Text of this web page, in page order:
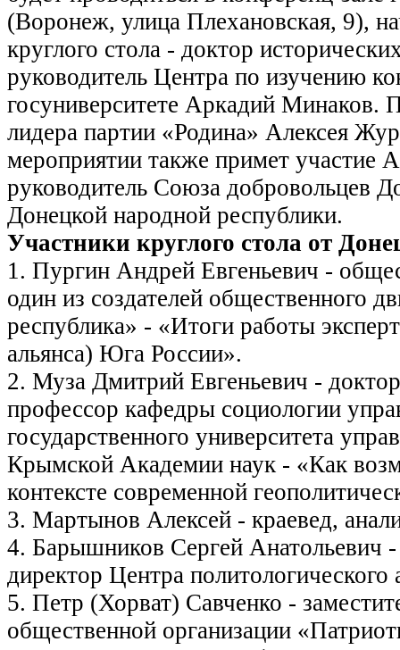
(Воронеж, улица Плехановская, 9),
круглого стола - доктор
руководитель Центра по изучению
госуниверситете Аркадий Минаков.
лидера партии «Родина» Алексея
мероприятии также примет участие
руководитель Союза добровольцев
Донецкой народной республики.
Участники круглого стола от
1. Пургин Андрей Евгеньевич -
один из создателей общественного
республика» - «Итоги работы
альянса) Юга России».
2. Муза Дмитрий Евгеньевич -
профессор кафедры социологии
государственного университета
Крымской Академии наук - «Как
контексте современной
3. Мартынов Алексей - краевед,
4. Барышников Сергей Анатольевич -
директор Центра политологического
5. Петр (Хорват) Савченко -
общественной организации